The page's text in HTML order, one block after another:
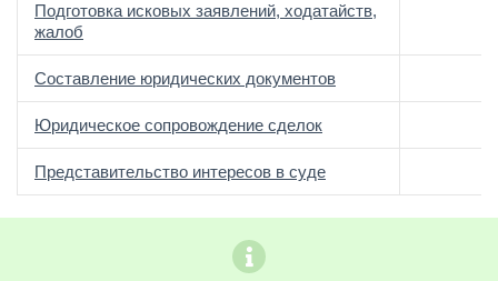
Подготовка исковых заявлений, ходатайств,
жалоб
Составление юридических документов
Юридическое сопровождение сделок
Представительство интересов в суде